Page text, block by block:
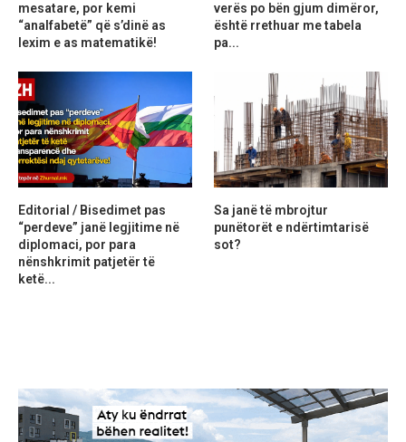
mesatare, por kemi
“analfabetë” që s’dinë as
lexim e as matematikë!
verës po bën gjum dimëror,
është rrethuar me tabela
pa...
Editorial / Bisedimet pas
“perdeve” janë legjitime në
diplomaci, por para
nënshkrimit patjetër të
ketë...
Sa janë të mbrojtur
punëtorët e ndërtimtarisë
sot?